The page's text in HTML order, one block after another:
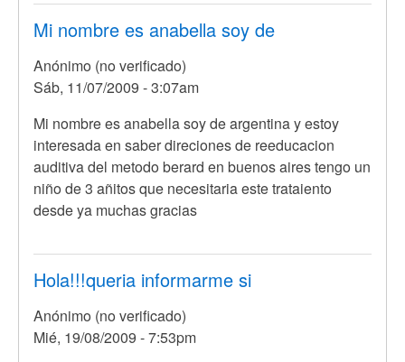
Mi nombre es anabella soy de
Anónimo (no verificado)
Sáb, 11/07/2009 - 3:07am
Mi nombre es anabella soy de argentina y estoy
interesada en saber direciones de reeducacion
auditiva del metodo berard en buenos aires tengo un
niño de 3 añitos que necesitaria este trataiento
desde ya muchas gracias
Hola!!!queria informarme si
Anónimo (no verificado)
Mié, 19/08/2009 - 7:53pm